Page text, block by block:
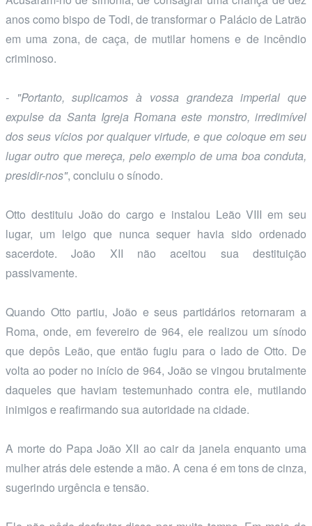
anos como bispo de Todi, de transformar o Palácio de Latrão
em uma zona, de caça, de mutilar homens e de incêndio
criminoso.
- "Portanto, suplicamos à vossa grandeza imperial que
expulse da Santa Igreja Romana este monstro, irredimível
dos seus vícios por qualquer virtude, e que coloque em seu
lugar outro que mereça, pelo exemplo de uma boa conduta,
presidir-nos", concluiu o sínodo.
Otto destituiu João do cargo e instalou Leão VIII em seu
lugar, um leigo que nunca sequer havia sido ordenado
sacerdote. João XII não aceitou sua destituição
passivamente.
Quando Otto partiu, João e seus partidários retornaram a
Roma, onde, em fevereiro de 964, ele realizou um sínodo
que depôs Leão, que então fugiu para o lado de Otto. De
volta ao poder no início de 964, João se vingou brutalmente
daqueles que haviam testemunhado contra ele, mutilando
inimigos e reafirmando sua autoridade na cidade.
A morte do Papa João XII ao cair da janela enquanto uma
mulher atrás dele estende a mão. A cena é em tons de cinza,
sugerindo urgência e tensão.